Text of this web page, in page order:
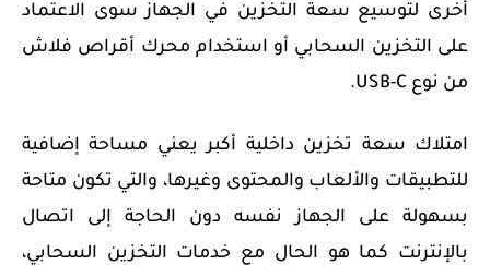
أخرى لتوسيع سعة التخزين في الجهاز سوى الاعتماد
على التخزين السحابي أو استخدام محرك أقراص فلاش
من نوع USB-C.
امتلاك سعة تخزين داخلية أكبر يعني مساحة إضافية
للتطبيقات والألعاب والمحتوى وغيرها، والتي تكون متاحة
بسهولة على الجهاز نفسه دون الحاجة إلى اتصال
بالإنترنت كما هو الحال مع خدمات التخزين السحابي،